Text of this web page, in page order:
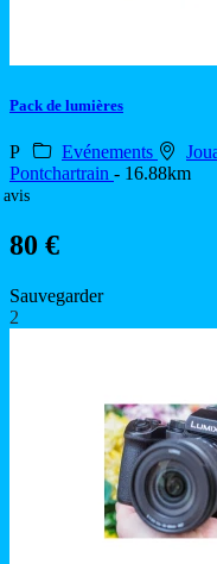
Pack de lumières
P Evénements
Pontchartrain - 16.88km
avis
80 €
Sauvegarder
2